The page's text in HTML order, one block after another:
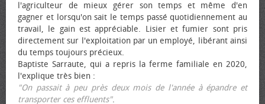
l'agriculteur de mieux gérer son temps et même d'en
gagner et lorsqu'on sait le temps passé quotidiennement au
travail, le gain est appréciable. Lisier et fumier sont pris
directement sur l'exploitation par un employé, libérant ainsi
du temps toujours précieux.
Baptiste Sarraute, qui a repris la ferme familiale en 2020,
l'explique très bien :
"On passait à peu près deux mois de l'année à épandre et
transporter ces effluents".